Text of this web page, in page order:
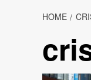
HOME